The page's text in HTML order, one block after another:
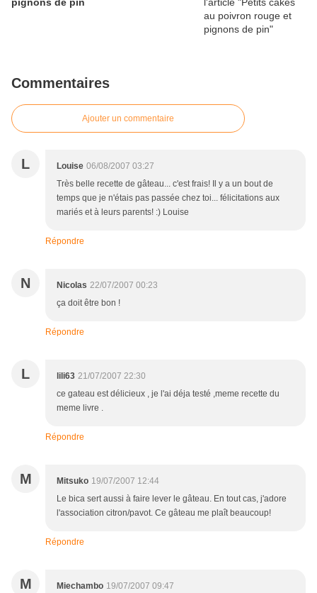
Commentaires
Ajouter un commentaire
L Louise 06/08/2007 03:27
Très belle recette de gâteau... c'est frais! Il y a un bout de
temps que je n'étais pas passée chez toi... félicitations aux
mariés et à leurs parents! :) Louise
Répondre
N Nicolas 22/07/2007 00:23
ça doit être bon !
Répondre
L lili63 21/07/2007 22:30
ce gateau est délicieux , je l'ai déja testé ,meme recette du
meme livre .
Répondre
M Mitsuko 19/07/2007 12:44
Le bica sert aussi à faire lever le gâteau. En tout cas, j'adore
l'association citron/pavot. Ce gâteau me plaît beaucoup!
Répondre
M Miechambo 19/07/2007 09:47